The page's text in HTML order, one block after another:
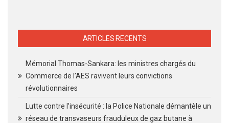
ARTICLES RECENTS
Mémorial Thomas-Sankara: les ministres chargés du
Commerce de l’AES ravivent leurs convictions
révolutionnaires
Lutte contre l’insécurité : la Police Nationale démantèle un
réseau de transvaseurs frauduleux de gaz butane à